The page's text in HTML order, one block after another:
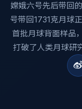
嫦娥六号先后带回
号带回1731克月球
首批月球背面样品
打破了人类月球研